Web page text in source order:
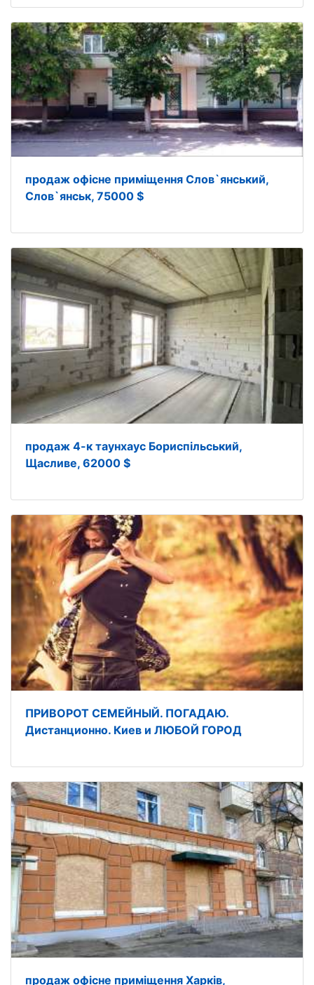
продаж офісне приміщення Слов`янський,
Слов`янськ, 75000 $
продаж 4-к таунхаус Бориспільський,
Щасливе, 62000 $
ПРИВОРОТ СЕМЕЙНЫЙ. ПОГАДАЮ.
Дистанционно. Киев и ЛЮБОЙ ГОРОД
продаж офісне приміщення Харків,